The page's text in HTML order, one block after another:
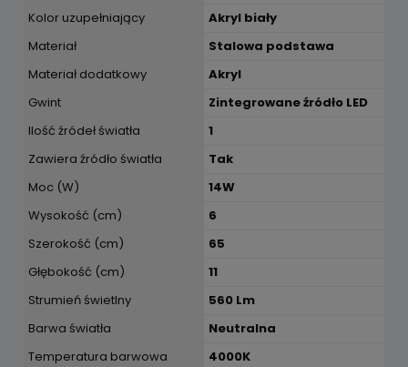
Kolor uzupełniający
Akryl biały
Materiał
Stalowa podstawa
Materiał dodatkowy
Akryl
Gwint
Zintegrowane źródło LED
Ilość źródeł światła
1
Zawiera źródło światła
Tak
Moc (W)
14W
Wysokość (cm)
6
Szerokość (cm)
65
Głębokość (cm)
11
Strumień świetlny
560 Lm
Barwa światła
Neutralna
Temperatura barwowa
4000K